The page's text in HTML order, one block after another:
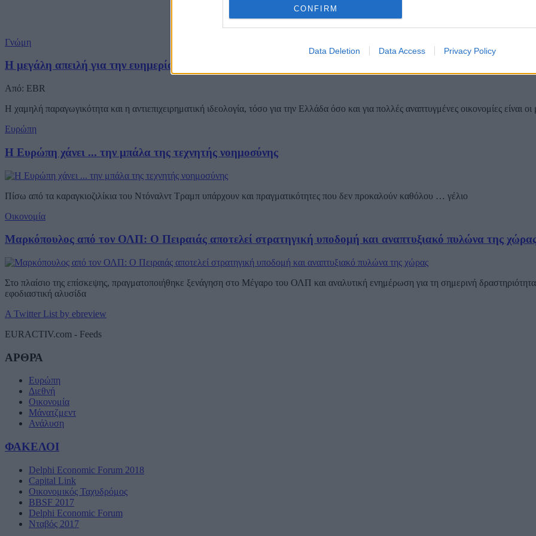
CONFIRM
Data Deletion Data Access Privacy Policy
Γνώμη
Η μεγάλη απειλή για την ευημερία μας
Από: EBR
Η χαμηλή παραγωγικότητα και η αντιεπιχειρηματική ιδεολογία, τόσο για την Ελλάδα όσο και για πολλές αναπτυγμένες οικονομίες είναι
Ευρώπη
Η Ευρώπη χάνει ... την μπάλα της τεχνητής νοημοσύνης
Πίσω από τα καραγκιοζιλίκια του Ντόναλντ Τραμπ υπάρχουν και πραγματικότητες που δεν προκαλούν καθόλου … γέλιο
Οικονομία
Μαρκόπουλος από τον ΟΛΠ: Ο Πειραιάς αποτελεί στρατηγική υποδομή και αναπτυξιακό πυλώνα της
Στο πλαίσιο της επίσκεψης, πραγματοποιήθηκε ξενάγηση στο Μέγαρο του ΟΛΠ και αναλυτική ενημέρωση για τη σημερινή
εφοδιαστική αλυσίδα
A Twitter List by ebreview
EURACTIV.com - Feeds
ΑΡΘΡΑ
Ευρώπη
Διεθνή
Οικονομία
Μάνατζμεντ
Ανάλυση
ΦΑΚΕΛΟΙ
Delphi Economic Forum 2018
Capital Link
Οικονομικός Ταχυδρόμος
BBSF 2017
Delphi Economic Forum
Νταβός 2017